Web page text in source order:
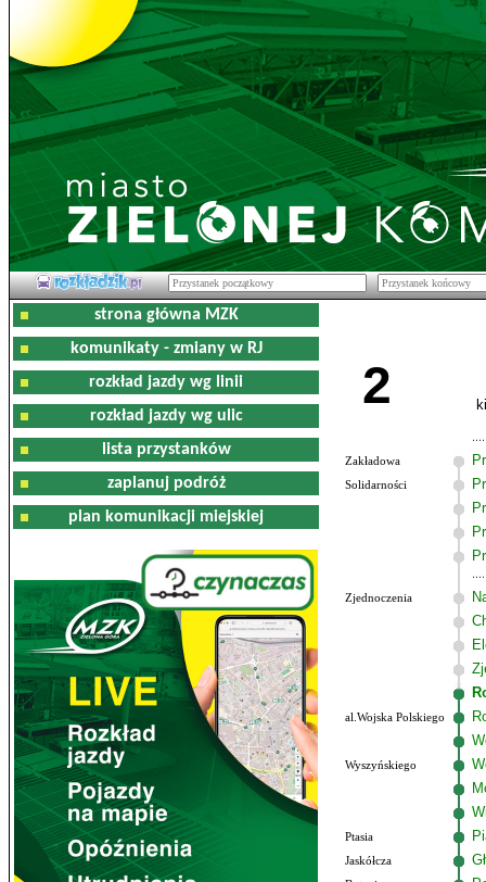
strona główna MZK
komunikaty - zmiany w RJ
rozkład jazdy wg linii
rozkład jazdy wg ulic
lista przystanków
zaplanuj podróż
plan komunikacji miejskiej
2
Zakładowa
Solidarności
Zjednoczenia
al.Wojska Polskiego
Wyszyńskiego
Ptasia
Jaskółcza